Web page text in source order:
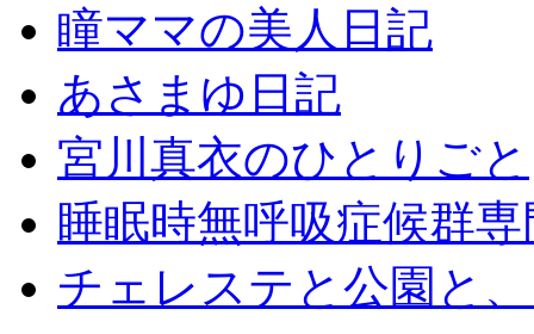
瞳ママの美人日記
あさまゆ日記
宮川真衣のひとりごと
睡眠時無呼吸症候群
チェレステと公園と